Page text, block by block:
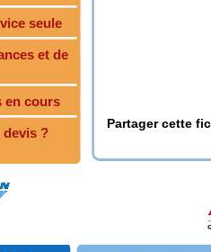
seule
et de
en cours
devis ?
Partager cette